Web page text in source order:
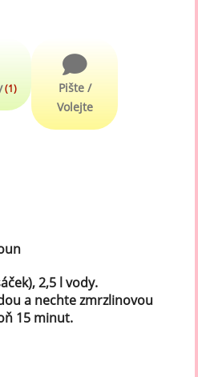
(1)
Pište /
Volejte
2,5 l vody.
a nechte zmrzlinovou
15 minut.